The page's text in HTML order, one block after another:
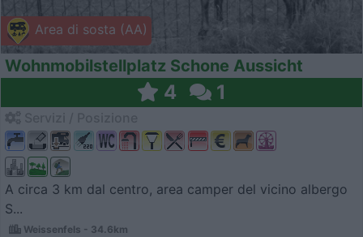
Area di sosta (AA)
Wohnmobilstellplatz Schone Aussicht
4 1
A circa 3 km dal centro, area camper del vicino albergo
S...
Weissenfels - 34.6km